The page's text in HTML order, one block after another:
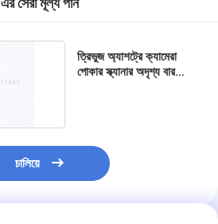
এর সেরা মূল্য পান
ত্রিভুজ অ্যাশট্রে ক্যামেরা
পোকার স্ক্যানার অদৃশ্য বারকোড
চালিয়ে